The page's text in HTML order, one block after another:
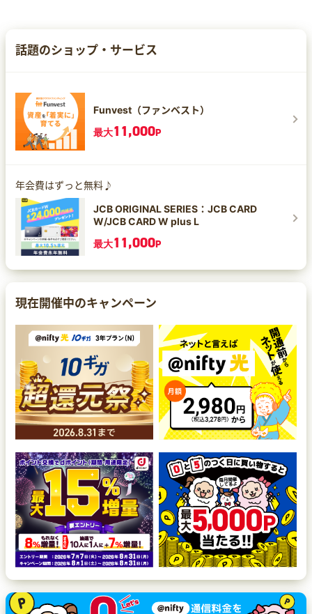
話題のショップ・サービス
Funvest（ファンベスト）
最大11,000P
年会費はずっと無料♪
JCB ORIGINAL SERIES：JCB CARD
W/JCB CARD W plus L
最大11,000P
現在開催中のキャンペーン